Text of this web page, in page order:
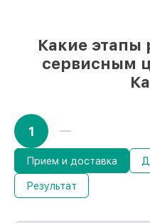
Какие
сервисным
1
Прием и доставка
Результат